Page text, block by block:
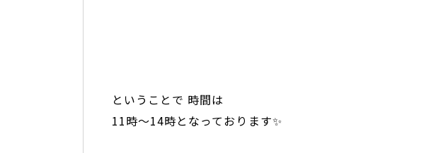
ということで 時間は
11時〜14時となっております✨